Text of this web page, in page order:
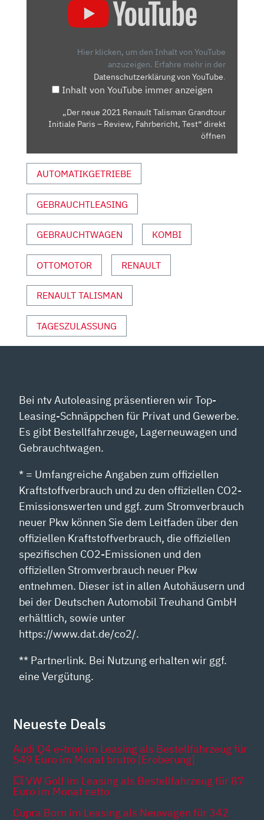
PARIS
REVIEW,
VON
YOUTUBE
ANZEIGEN
Hier klicken, um den Inhalt von YouTube
anzuzeigen. Erfahre mehr in der
Datenschutzerklärung von YouTube.
Inhalt von YouTube immer anzeigen
„Der neue 2021 Renault Talisman Grandtour
Initiale Paris – Review, Fahrbericht, Test“ direkt
öffnen
AUTOMATIKGETRIEBE
GEBRAUCHTLEASING
GEBRAUCHTWAGEN KOMBI
OTTOMOTOR RENAULT
RENAULT TALISMAN
TAGESZULASSUNG
Bei ntv Autoleasing präsentieren wir Top-
Leasing-Schnäppchen für Privat und Gewerbe.
Es gibt Bestellfahrzeuge, Lagerneuwagen und
Gebrauchtwagen.
* = Umfangreiche Angaben zum offiziellen
Kraftstoffverbrauch und zu den offiziellen CO2-
Emissionswerten und ggf. zum Stromverbrauch
neuer Pkw können Sie dem Leitfaden über den
offiziellen Kraftstoffverbrauch, die offiziellen
spezifischen CO2-Emissionen und den
offiziellen Stromverbrauch neuer Pkw
entnehmen. Dieser ist in allen Autohäusern und
bei der Deutschen Automobil Treuhand GmbH
erhältlich, sowie unter
https://www.dat.de/co2/.
** Partnerlink. Bei Nutzung erhalten wir ggf.
eine Vergütung.
Neueste Deals
Audi Q4 e-tron im Leasing als Bestellfahrzeug für
549 Euro im Monat brutto [Eroberung]
💥 VW Golf im Leasing als Bestellfahrzeug für 87
Euro im Monat netto
Cupra Born im Leasing als Neuwagen für 342